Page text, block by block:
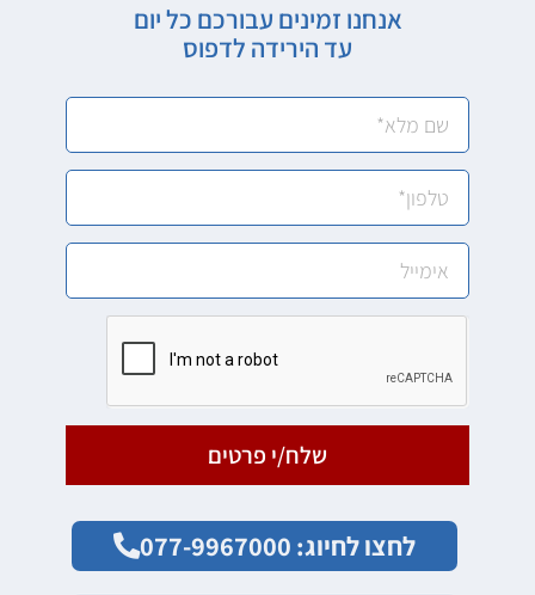
אנחנו זמינים עבורכם כל יום
עד הירידה לדפוס
שלח/י פרטים
לחצו לחיוג: 077-9967000